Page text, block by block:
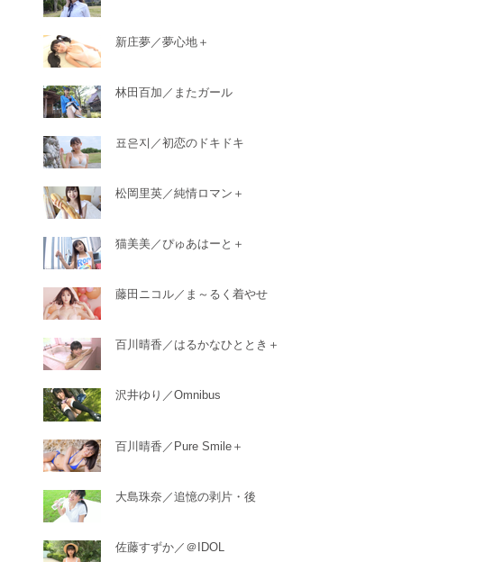
新庄夢／夢心地＋
林田百加／またガール
표은지／初恋のドキドキ
松岡里英／純情ロマン＋
猫美美／ぴゅあはーと＋
藤田ニコル／ま～るく着やせ
百川晴香／はるかなひととき＋
沢井ゆり／Omnibus
百川晴香／Pure Smile＋
大島珠奈／追憶の剥片・後
佐藤すずか／＠IDOL